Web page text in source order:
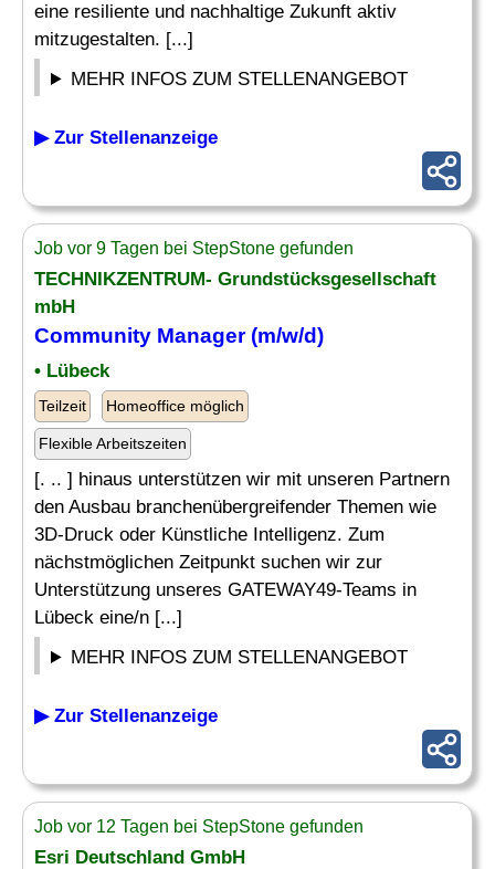
eine resiliente und nachhaltige Zukunft aktiv
mitzugestalten. [...]
MEHR INFOS ZUM STELLENANGEBOT
▶ Zur Stellenanzeige
Job vor 9 Tagen bei StepStone gefunden
TECHNIKZENTRUM- Grundstücksgesellschaft
mbH
Community Manager(m/w/d)
• Lübeck
Teilzeit Homeoffice möglich
Flexible Arbeitszeiten
[. .. ] hinaus unterstützen wir mit unseren Partnern
den Ausbau branchenübergreifender Themen wie
3D-Druck oder Künstliche Intelligenz. Zum
nächstmöglichen Zeitpunkt suchen wir zur
Unterstützung unseres GATEWAY49-Teams in
Lübeck eine/n [...]
MEHR INFOS ZUM STELLENANGEBOT
▶ Zur Stellenanzeige
Job vor 12 Tagen bei StepStone gefunden
Esri Deutschland GmbH